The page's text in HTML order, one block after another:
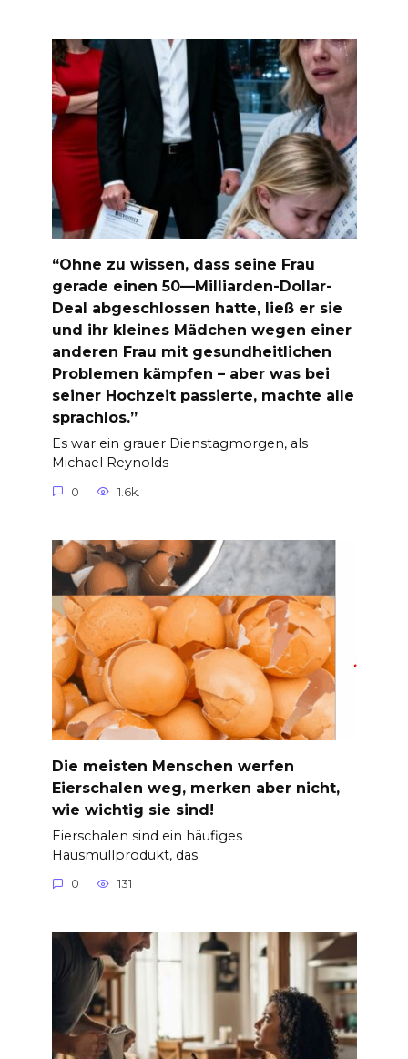
“Ohne zu wissen, dass seine Frau
gerade einen 50—Milliarden-Dollar-
Deal abgeschlossen hatte, ließ er sie
und ihr kleines Mädchen wegen einer
anderen Frau mit gesundheitlichen
Problemen kämpfen – aber was bei
seiner Hochzeit passierte, machte alle
sprachlos.”
Es war ein grauer Dienstagmorgen, als
Michael Reynolds
0 1.6k.
Die meisten Menschen werfen
Eierschalen weg, merken aber nicht,
wie wichtig sie sind!
Eierschalen sind ein häufiges
Hausmüllprodukt, das
0 131